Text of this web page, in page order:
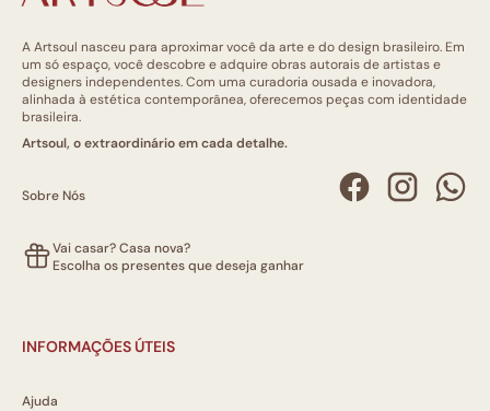
A Artsoul nasceu para aproximar você da arte e do design brasileiro. Em
um só espaço, você descobre e adquire obras autorais de artistas e
designers independentes. Com uma curadoria ousada e inovadora,
alinhada à estética contemporânea, oferecemos peças com identidade
brasileira.
Artsoul, o extraordinário em cada detalhe.
Sobre Nós
Vai casar? Casa nova?
Escolha os presentes que deseja ganhar
INFORMAÇÕES ÚTEIS
Ajuda